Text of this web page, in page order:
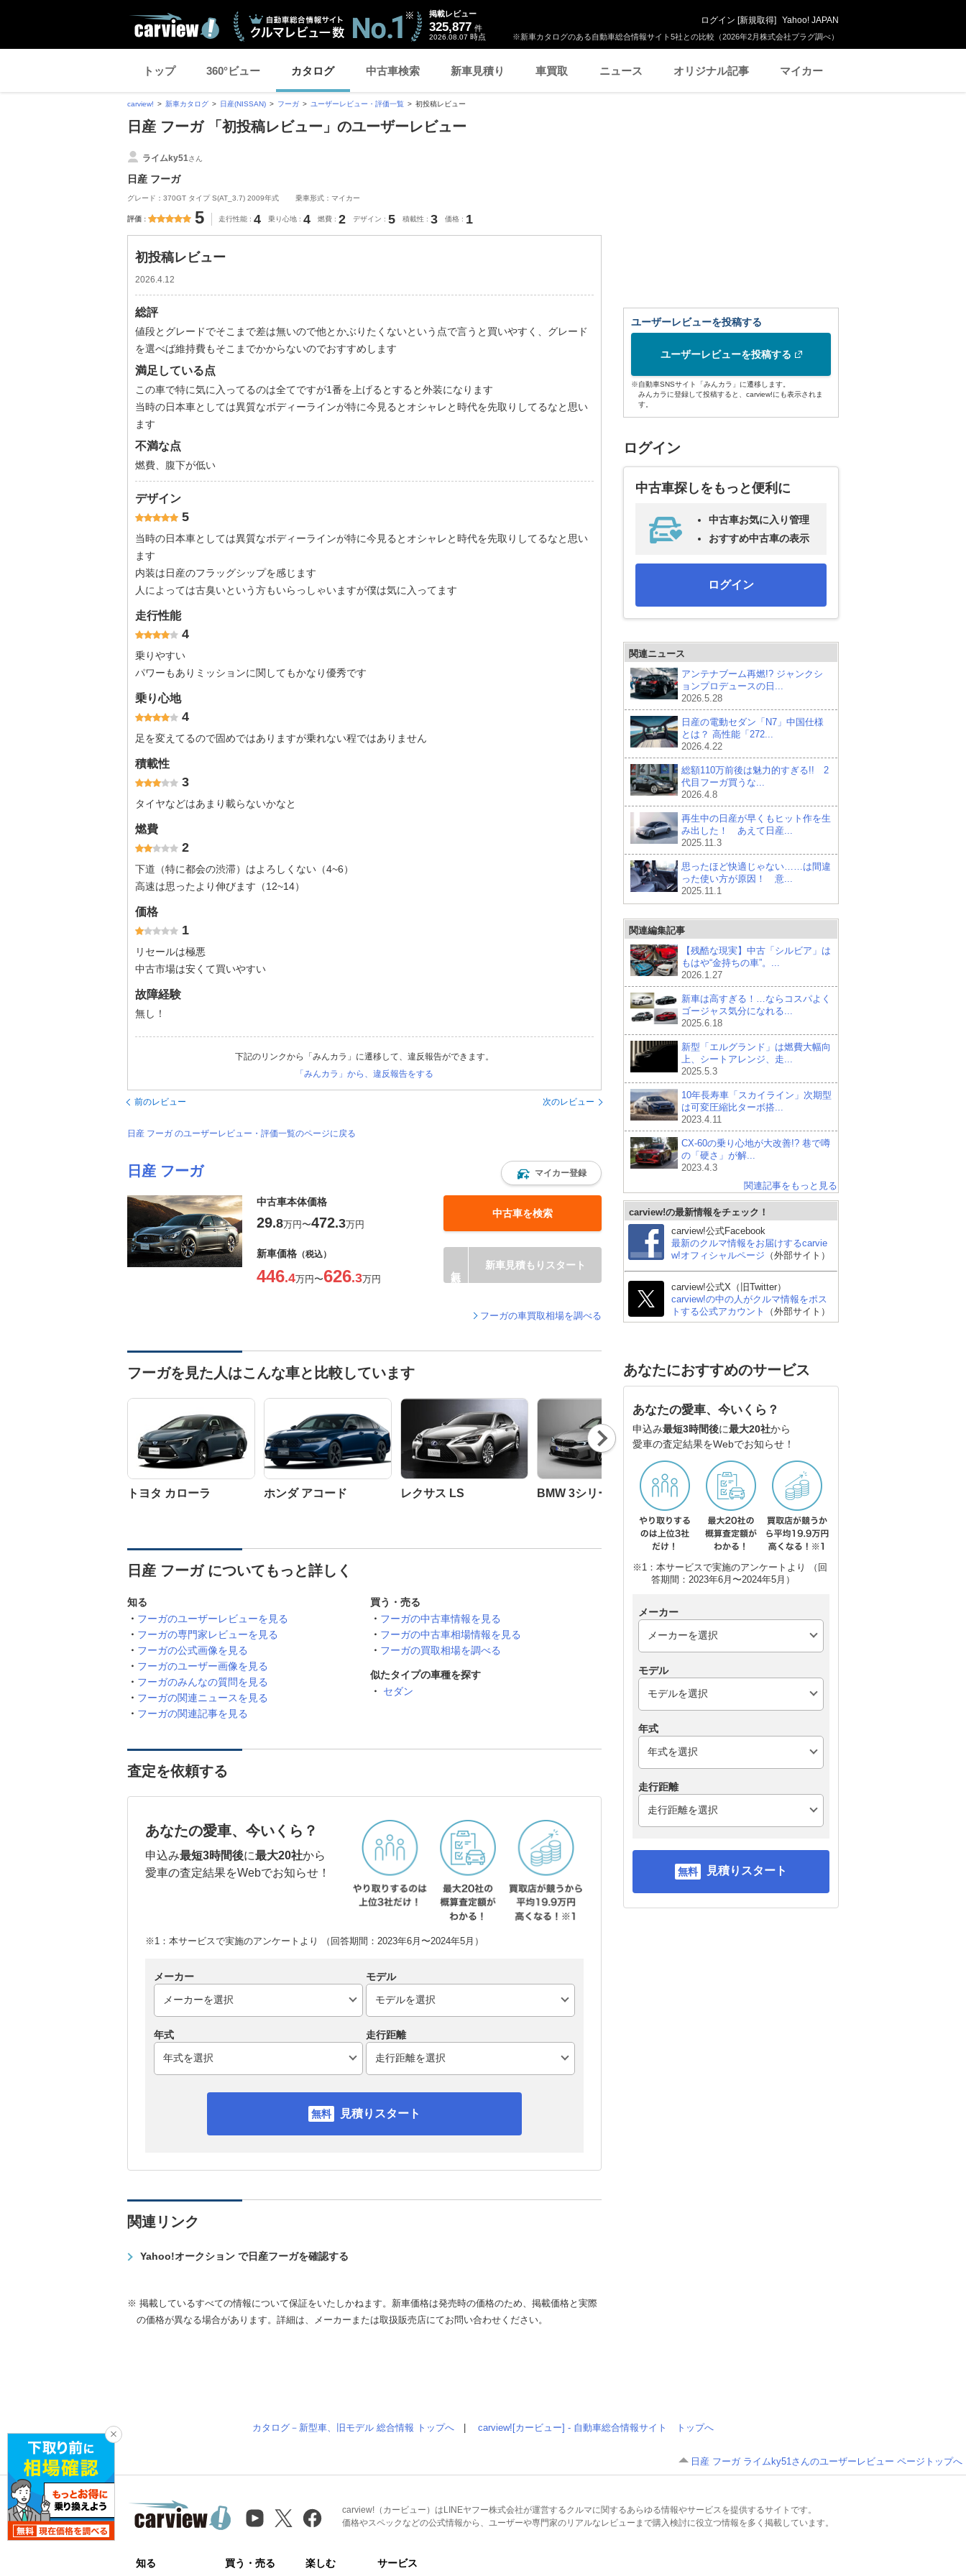
※新車カタログのある自動車総合情報サイト5社との比較（2026年2月株式会社プラグ調べ）
掲載レビュー
325,877 件
2026.08.07 時点
ログイン [新規取得] Yahoo! JAPAN
トップ 360°ビュー カタログ 中古車検索 新車見積り 車買取 ニュース オリジナル記事 マイカー
carview! 新車カタログ 日産(NISSAN) フーガ ユーザーレビュー・評価一覧 初投稿レビュー
日産 フーガ 「初投稿レビュー」のユーザーレビュー
ライムky51さん
日産 フーガ
グレード：370GT タイプ S(AT_3.7) 2009年式 乗車形式：マイカー
評価 5 走行性能 4 乗り心地 4 燃費 2 デザイン 5 積載性 3 価格 1
初投稿レビュー
2026.4.12
総評
値段とグレードでそこまで差は無いので他とかぶりたくないという点で言うと買いやすく、グレード
を選べば維持費もそこまでかからないのでおすすめします
満足している点
この車で特に気に入ってるのは全てですが1番を上げるとすると外装になります
当時の日本車としては異質なボディーラインが特に今見るとオシャレと時代を先取りしてるなと思い
ます
不満な点
燃費、腹下が低い
デザイン
5
当時の日本車としては異質なボディーラインが特に今見るとオシャレと時代を先取りしてるなと思い
ます
内装は日産のフラッグシップを感じます
人によっては古臭いという方もいらっしゃいますが僕は気に入ってます
走行性能
4
乗りやすい
パワーもありミッションに関してもかなり優秀です
乗り心地
4
足を変えてるので固めではありますが乗れない程ではありません
積載性
3
タイヤなどはあまり載らないかなと
燃費
2
下道（特に都会の渋滞）はよろしくない（4~6）
高速は思ったより伸びます（12~14）
価格
1
リセールは極悪
中古市場は安くて買いやすい
故障経験
無し！
下記のリンクから「みんカラ」に遷移して、違反報告ができます。
「みんカラ」から、違反報告をする
前のレビュー 次のレビュー
日産 フーガ のユーザーレビュー・評価一覧のページに戻る
日産 フーガ マイカー登録
中古車本体価格
29.8万円〜472.3万円
中古車を検索
新車価格 （税込）
446.4万円〜626.3万円
新車見積もりスタート
フーガの車買取相場を調べる
フーガを見た人はこんな車と比較しています
トヨタ カローラ ホンダ アコード レクサス LS BMW 3シリーズ セダン
レクサス ISハイブリッ
ド
スバル WRX S4
Nex
t
日産 フーガ についてもっと詳しく
知る
フーガのユーザーレビューを見る
フーガの専門家レビューを見る
フーガの公式画像を見る
フーガのユーザー画像を見る
フーガのみんなの質問を見る
フーガの関連ニュースを見る
フーガの関連記事を見る
買う・売る
フーガの中古車情報を見る
フーガの中古車相場情報を見る
フーガの買取相場を調べる
似たタイプの車種を探す
セダン
査定を依頼する
あなたの愛車、今いくら？
申込み最短3時間後に最大20社から
愛車の査定結果をWebでお知らせ！
※1：本サービスで実施のアンケートより （回答期間：2023年6月〜2024年5月）
メーカー モデル
年式 走行距離
見積りスタート
関連リンク
Yahoo!オークション で日産フーガを確認する
※ 掲載しているすべての情報について保証をいたしかねます。新車価格は発売時の価格のため、掲載価格と実際
の価格が異なる場合があります。詳細は、メーカーまたは取扱販売店にてお問い合わせください。
ユーザーレビューを投稿する
ユーザーレビューを投稿する
※自動車SNSサイト「みんカラ」に遷移します。
みんカラに登録して投稿すると、carview!にも表示されま
す。
ログイン
中古車探しをもっと便利に
中古車お気に入り管理
おすすめ中古車の表示
ログイン
関連ニュース
アンテナブーム再燃!? ジャンクシ
ョンプロデュースの日...
2026.5.28
日産の電動セダン「N7」中国仕様
とは？ 高性能「272...
2026.4.22
総額110万前後は魅力的すぎる!! 2
代目フーガ買うな...
2026.4.8
再生中の日産が早くもヒット作を生
み出した！ あえて日産...
2025.11.3
思ったほど快適じゃない……は間違
った使い方が原因！ 意...
2025.11.1
関連編集記事
【残酷な現実】中古「シルビア」は
もはや“金持ちの車”。...
2026.1.27
新車は高すぎる！…ならコスパよく
ゴージャス気分になれる...
2025.6.18
新型「エルグランド」は燃費大幅向
上、シートアレンジ、走...
2025.5.3
10年長寿車「スカイライン」次期型
は可変圧縮比ターボ搭...
2023.4.11
CX-60の乗り心地が大改善!? 巷で噂
の「硬さ」が解...
2023.4.3
関連記事をもっと見る
carview!の最新情報をチェック！
carview!公式Facebook
最新のクルマ情報をお届けするcarvie
w!オフィシャルページ （外部サイト）
carview!公式X（旧Twitter）
carview!の中の人がクルマ情報をポス
トする公式アカウント
（外部サイト）
あなたにおすすめのサービス
あなたの愛車、今いくら？
申込み最短3時間後に最大20社から
愛車の査定結果をWebでお知らせ！
※1：本サービスで実施のアンケートより （回
答期間：2023年6月〜2024年5月）
メーカー
モデル
年式
走行距離
見積りスタート
カタログ－新型車、旧モデル 総合情報 トップへ carview![カービュー] - 自動車総合情報サイト トップへ
日産 フーガ ライムky51さんのユーザーレビュー ページトップへ
carview!（カービュー）はLINEヤフー株式会社が運営するクルマに関するあらゆる情報やサービスを提供するサイトです。
価格やスペックなどの公式情報から、ユーザーや専門家のリアルなレビューまで購入検討に役立つ情報を多く掲載しています。
知る 買う・売る 楽しむ サービス